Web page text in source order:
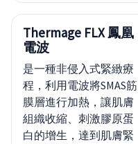
Thermage FLX 鳳凰
電波
是一種非侵入式緊緻療
程，利用電波將SMAS筋
膜層進行加熱，讓肌膚
組織收縮、刺激膠原蛋
白的增生，達到肌膚緊